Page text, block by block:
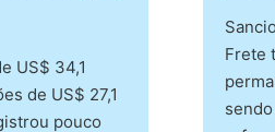
US$ 34,1
de US$ 27,1
pouco
Frete